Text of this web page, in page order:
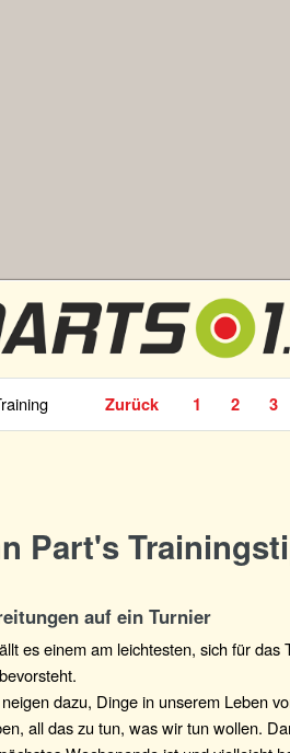
Zurück 1 2 3
Part's
auf ein Turnier
es einem am leichtesten, sich für
dazu, Dinge in unserem Leben
all das zu tun, was wir tun wollen.